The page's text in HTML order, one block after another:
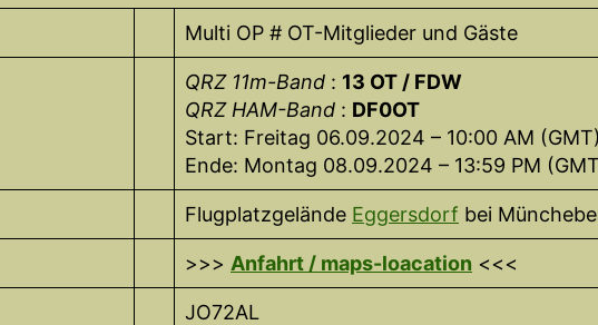
Multi OP # OT-Mitglieder und Gäste
QRZ 11m-Band : 13 OT / FDW
QRZ HAM-Band : DF0OT
Start: Freitag 06.09.2024 – 10:00 AM (GMT)
Ende: Montag 08.09.2024 – 13:59 PM
Flugplatzgelände Eggersdorf bei
>>> Anfahrt / maps-loacation <<<
JO72AL